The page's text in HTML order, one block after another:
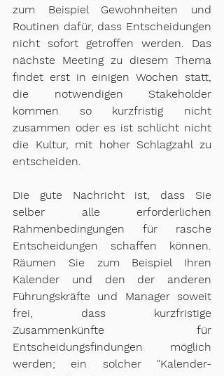
zum Beispiel Gewohnheiten und
Routinen dafür, dass Entscheidungen
nicht sofort getroffen werden. Das
nächste Meeting zu diesem Thema
findet erst in einigen Wochen statt,
die notwendigen Stakeholder
kommen so kurzfristig nicht
zusammen oder es ist schlicht nicht
die Kultur, mit hoher Schlagzahl zu
entscheiden.
Die gute Nachricht ist, dass Sie
selber alle erforderlichen
Rahmenbedingungen für rasche
Entscheidungen schaffen können.
Räumen Sie zum Beispiel Ihren
Kalender und den der anderen
Führungskräfte und Manager soweit
frei, dass kurzfristige
Zusammenkünfte für
Entscheidungsfindungen möglich
werden; ein solcher "Kalender-